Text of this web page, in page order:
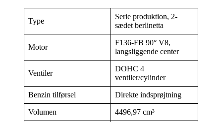
Type
Serie produktion, 2-
sædet berlinetta
Motor
F136-FB 90° V8,
langsliggende center
Ventiler
DOHC 4
ventiler/cylinder
Benzin tilførsel Direkte indsprøjtning
Volumen 4496,97 cm³